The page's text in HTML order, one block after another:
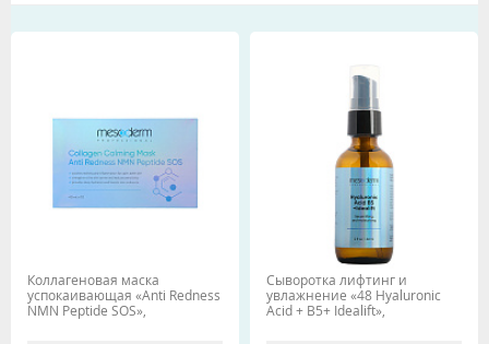
Коллагеновая маска
успокаивающая «Anti Redness
NMN Peptide SOS»,
Сыворотка лифтинг и
увлажнение «48 Hyaluronic
Acid + B5+ Idealift»,